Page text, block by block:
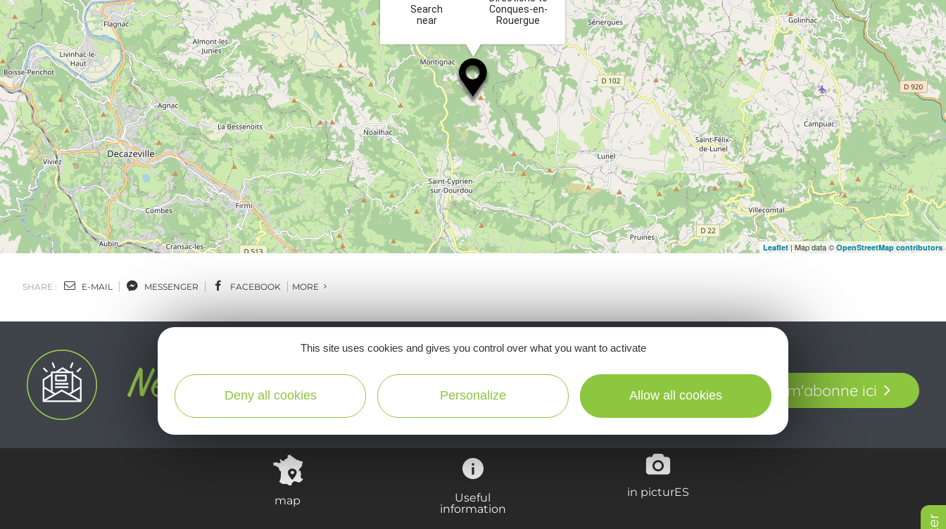
Search
near
Conques-en-
Rouergue
Leaflet| Map data ©OpenStreetMap contributors
SHARE : E-MAIL MESSENGER FACEBOOK MORE
Ne manquez pas notre newsletter mensuelle et laissez-vous
inspirer pour profiter pleinement de votre séjour en Aveyron.
Je m'abonne ici
map
Useful
information
in picturES
This site uses cookies and gives you control over what you want to activate
Deny all cookies Personalize Allow all cookies